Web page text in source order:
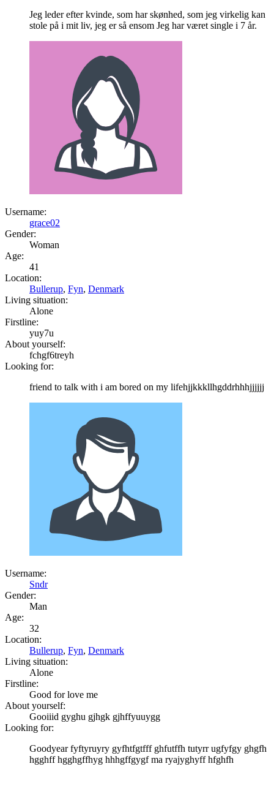
Jeg leder efter kvinde, som har skønhed, som jeg virkelig kan
stole på i mit liv, jeg er så ensom Jeg har været single i 7 år.
Username:
grace02
Gender:
Woman
Age:
41
Location:
Bullerup, Fyn, Denmark
Living situation:
Alone
Firstline:
yuy7u
About yourself:
fchgf6treyh
Looking for:
friend to talk with i am bored on my lifehjjkkkllhgddrhhhjjjjjj
Username:
Sndr
Gender:
Man
Age:
32
Location:
Bullerup, Fyn, Denmark
Living situation:
Alone
Firstline:
Good for love me
About yourself:
Gooiiid gyghu gjhgk gjhffyuuygg
Looking for:
Goodyear fyftyruyry gyfhtfgtfff ghfutffh tutyrr ugfyfgy ghgfh
hgghff hgghgffhyg hhhgffgygf ma ryajyghyff hfghfh